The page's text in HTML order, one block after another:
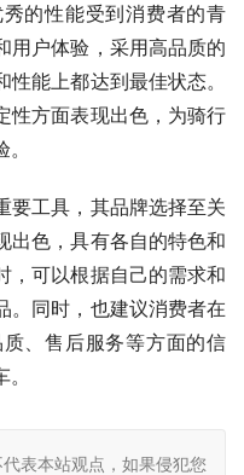
的性能受到消费者的青
用户体验，采用高品质的
能上都达到最佳状态。
性方面表现出色，为骑行
要工具，其品牌选择至关
出色，具有各自的特色和
，可以根据自己的需求和
。同时，也建议消费者在
、售后服务等方面的信
表本站观点，如果侵犯您